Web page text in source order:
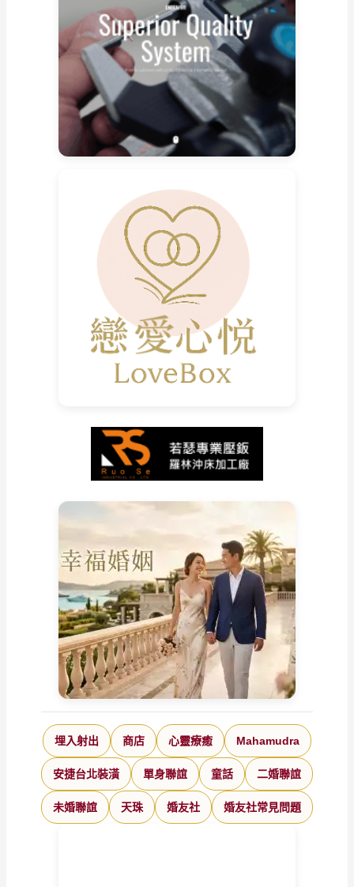
埋入射出 商店 心靈療癒 Mahamudra
安捷台北裝潢 單身聯誼 童話 二婚聯誼
未婚聯誼 天珠 婚友社 婚友社常見問題